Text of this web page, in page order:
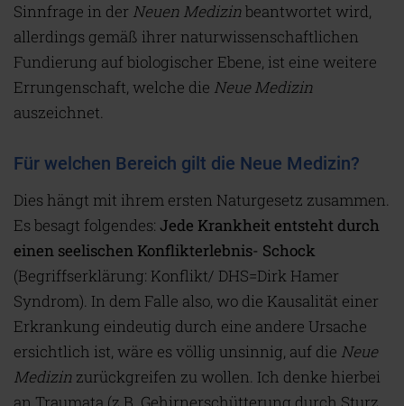
Sinnfrage in der Neuen Medizinbeantwortet wird,
allerdings gemäß ihrer naturwissenschaftlichen
Fundierung auf biologischer Ebene, ist eine weitere
Errungenschaft, welche die Neue Medizin
auszeichnet.
Für welchen Bereich gilt die Neue Medizin?
Dies hängt mit ihrem ersten Naturgesetz zusammen.
Es besagt folgendes: Jede Krankheit entsteht durch
einen seelischen Konflikterlebnis- Schock
(Begriffserklärung: Konflikt/ DHS=Dirk Hamer
Syndrom). In dem Falle also, wo die Kausalität einer
Erkrankung eindeutig durch eine andere Ursache
ersichtlich ist, wäre es völlig unsinnig, auf die Neue
Medizin zurückgreifen zu wollen. Ich denke hierbei